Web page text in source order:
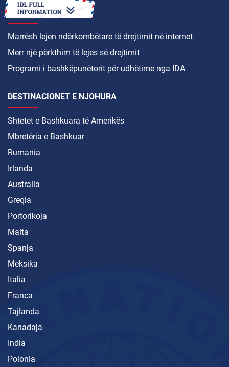
SI TË
Marrësh lejen ndërkombëtare të drejtimit në internet
Merr një përkthim të lejes së drejtimit
Programi i bashkëpunëtorit për udhëtime nga IDA
DESTINACIONET E NJOHURA
Shtetet e Bashkuara të Amerikës
Mbretëria e Bashkuar
Rumania
Irlanda
Australia
Greqia
Portorikoja
Malta
Spanja
Meksika
Italia
Franca
Tajlanda
Kanadaja
India
Polonia